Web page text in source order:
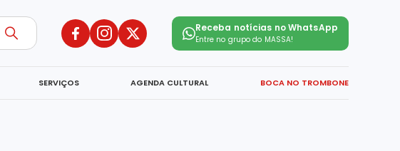
Receba notícias no WhatsApp
Entre no grupo do MASSA!
SERVIÇOS AGENDA CULTURAL BOCA NO TROMBONE